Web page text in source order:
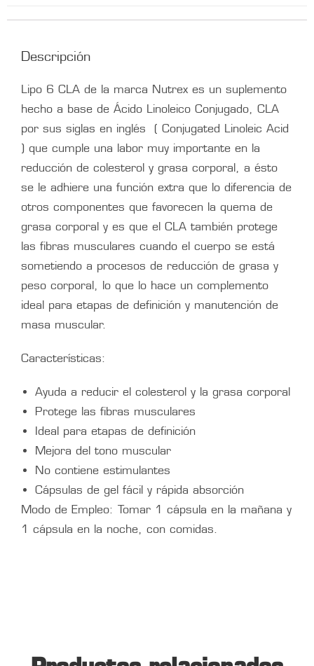
Descripción
Lipo 6 CLA de la marca Nutrex es un suplemento
hecho a base de Ácido Linoleico Conjugado, CLA
por sus siglas en inglés ( Conjugated Linoleic Acid
) que cumple una labor muy importante en la
reducción de colesterol y grasa corporal, a ésto
se le adhiere una función extra que lo diferencia de
otros componentes que favorecen la quema de
grasa corporal y es que el CLA también protege
las fibras musculares cuando el cuerpo se está
sometiendo a procesos de reducción de grasa y
peso corporal, lo que lo hace un complemento
ideal para etapas de definición y manutención de
masa muscular.
Características:
Ayuda a reducir el colesterol y la grasa corporal
Protege las fibras musculares
Ideal para etapas de definición
Mejora del tono muscular
No contiene estimulantes
Cápsulas de gel fácil y rápida absorción
Modo de Empleo: Tomar 1 cápsula en la mañana y
1 cápsula en la noche, con comidas.